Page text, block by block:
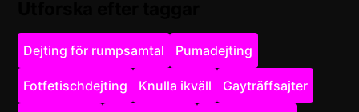
Dejting för rumpsamtal Pumadejting
Fotfetischdejting Knulla ikväll Gayträffsajter